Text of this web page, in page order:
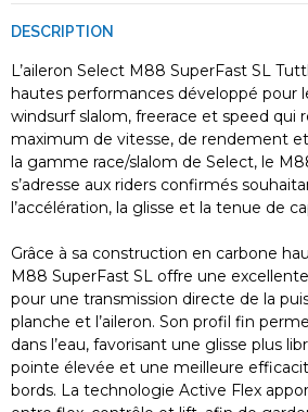
DESCRIPTION
L’aileron Select M88 SuperFast SL
hautes performances développé pour
windsurf slalom, freerace et speed qui
maximum de vitesse, de rendement
la gamme race/slalom de Select, le
s’adresse aux riders confirmés
l’accélération, la glisse et la tenue de
Grâce à sa construction en carbone
M88 SuperFast SL offre une
pour une transmission directe de la
planche et l’aileron. Son profil fin
dans l’eau, favorisant une glisse plus
pointe élevée et une meilleure
bords. La technologie Active Flex